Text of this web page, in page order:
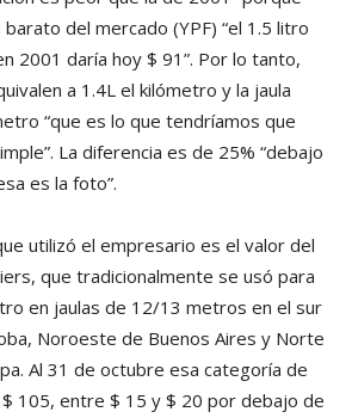
del mercado (YPF) “el 1.5 litro
2001 daría hoy $ 91”. Por lo tanto,
a 1.4L el kilómetro y la jaula
“que es lo que tendríamos que
La diferencia es de 25% “debajo
es la foto”.
utilizó el empresario es el valor del
que tradicionalmente se usó para
en jaulas de 12/13 metros en el sur
Noroeste de Buenos Aires y Norte
Al 31 de octubre esa categoría de
105, entre $ 15 y $ 20 por debajo de